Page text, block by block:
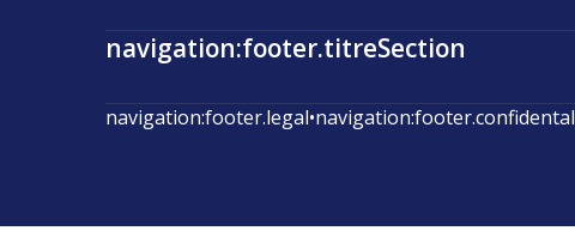
navigation:footer.titreSection
navigation:footer.legal•navigation:footer.confidental